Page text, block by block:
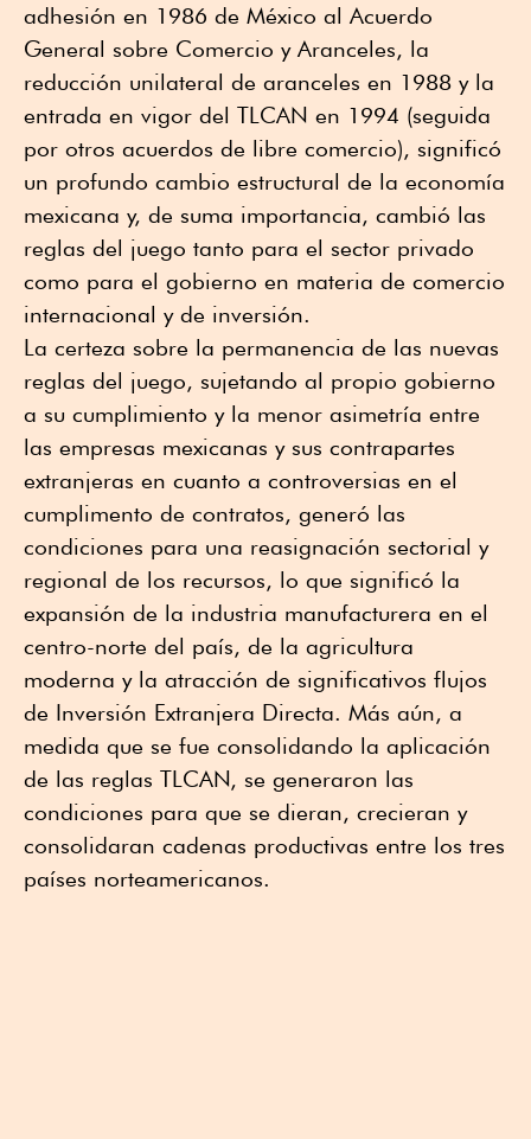
adhesión en 1986 de México al Acuerdo
General sobre Comercio y Aranceles, la
reducción unilateral de aranceles en 1988 y la
entrada en vigor del TLCAN en 1994 (seguida
por otros acuerdos de libre comercio), significó
un profundo cambio estructural de la economía
mexicana y, de suma importancia, cambió las
reglas del juego tanto para el sector privado
como para el gobierno en materia de comercio
internacional y de inversión.
La certeza sobre la permanencia de las nuevas
reglas del juego, sujetando al propio gobierno
a su cumplimiento y la menor asimetría entre
las empresas mexicanas y sus contrapartes
extranjeras en cuanto a controversias en el
cumplimento de contratos, generó las
condiciones para una reasignación sectorial y
regional de los recursos, lo que significó la
expansión de la industria manufacturera en el
centro-norte del país, de la agricultura
moderna y la atracción de significativos flujos
de Inversión Extranjera Directa. Más aún, a
medida que se fue consolidando la aplicación
de las reglas TLCAN, se generaron las
condiciones para que se dieran, crecieran y
consolidaran cadenas productivas entre los tres
países norteamericanos.